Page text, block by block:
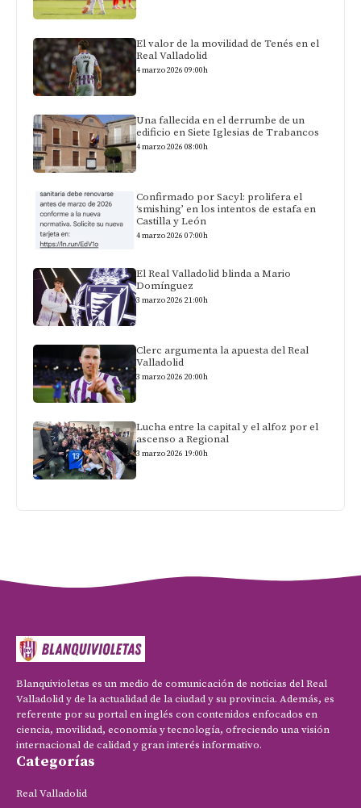
El valor de la movilidad de Tenés en el
Real Valladolid
4 marzo 2026 09:00h
Una fallecida en el derrumbe de un
edificio en Siete Iglesias de Trabancos
4 marzo 2026 08:00h
Confirmado por Sacyl: prolifera el
‘smishing’ en los intentos de estafa en
Castilla y León
4 marzo 2026 07:00h
El Real Valladolid blinda a Mario
Domínguez
3 marzo 2026 21:00h
Clerc argumenta la apuesta del Real
Valladolid
3 marzo 2026 20:00h
Lucha entre la capital y el alfoz por el
ascenso a Regional
3 marzo 2026 19:00h
Blanquivioletas es un medio de comunicación de noticias del Real
Valladolid y de la actualidad de la ciudad y su provincia. Además, es
referente por su portal en inglés con contenidos enfocados en
ciencia, movilidad, economía y tecnología, ofreciendo una visión
internacional de calidad y gran interés informativo.
Categorías
Real Valladolid